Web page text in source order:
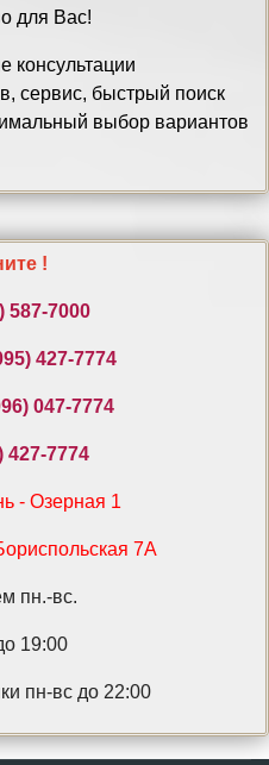
для Вас!
консультации
сервис, быстрый поиск
выбор вариантов
!
587-7000
427-7774
047-7774
7774
- Озерная 1
7А
пн.-вс.
19:00
пн-вс до 22:00